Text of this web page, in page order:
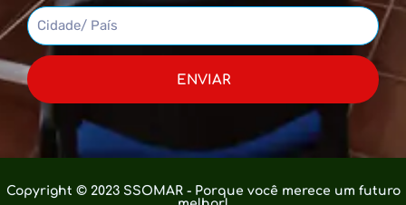
ENVIAR
Copyright © 2023 SSOMAR - Porque você merece um futuro